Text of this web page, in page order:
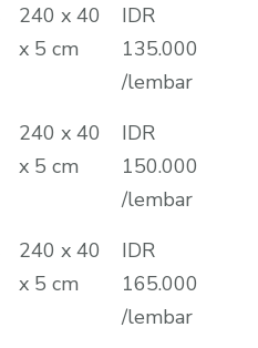
240 x 40
x 5 cm
IDR
135.000
/lembar
240 x 40
x 5 cm
IDR
150.000
/lembar
240 x 40
x 5 cm
IDR
165.000
/lembar